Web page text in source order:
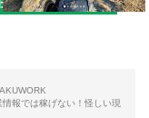
報では稼げない！怪しい現